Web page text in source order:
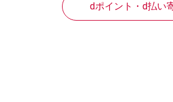
dポイント・d払い